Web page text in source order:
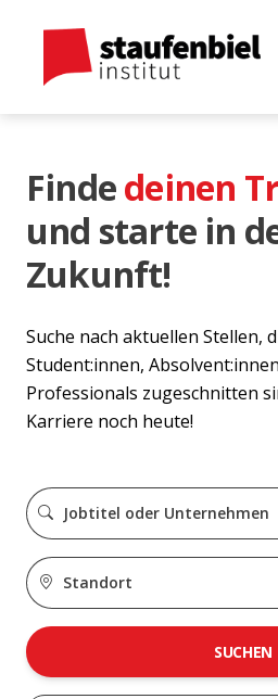
Findedeinen
und starte in
Zukunft!
Suche nach aktuellen Stellen,
Student:innen,
Professionals zugeschnitten
Karriere noch heute!
SUCHEN